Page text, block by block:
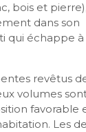
bois et
dans son
qui échappe
revêtus
volumes
favorable
Les